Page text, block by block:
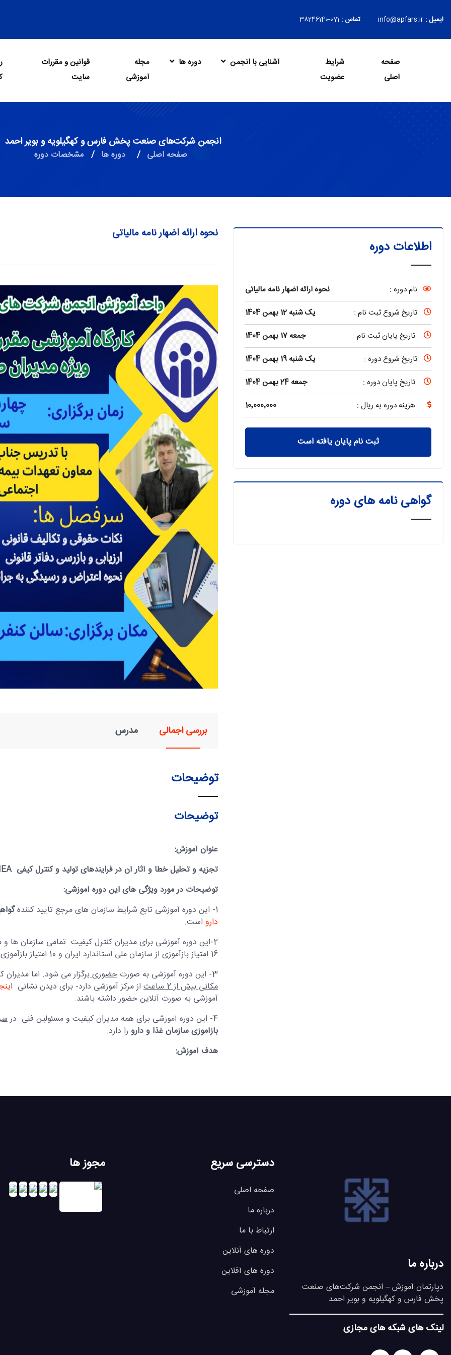
تماس : 071-38246140 ایمیل : info@apfars.ir
صفحه
اصلی
شرایط
عضویت
آشنایی با انجمن دوره ها
مجله
آموزشی
قوانین و مقررات
سایت
انجمن شرکت‌های صنعت پخش فارس و کهگیلویه و بویر احمد
صفحه اصلی / دوره ها / مشخصات دوره
اطلاعات دوره
نام دوره :
نحوه ارائه اضهار نامه مالیاتی
تاریخ شروع ثبت نام :
یک شنبه 12 بهمن 1404
تاریخ پایان ثبت نام :
جمعه 17 بهمن 1404
تاریخ شروع دوره :
یک شنبه 19 بهمن 1404
تاریخ پایان دوره :
جمعه 24 بهمن 1404
هزینه دوره به ریال :
10٬000٬000
ثبت نام پایان یافته است
گواهی نامه های دوره
نحوه ارائه اضهار نامه مالیاتی
بررسی اجمالی مدرس
توضیحات
توضیحات
عنوان آموزش:
تجزیه و تحلیل خطا و آثار آن در فرایندهای تولید و کنترل کیفی
توضیحات در مورد ویژگی های این دوره آموزشی:
1- این دوره آموزشی تابع شرایط سازمان های مرجع تایید کننده
دارو است.
2-این دوره آموزشی برای مدیران کنترل کیفیت تمامی سازمان ها
16 امتیاز بازآموزی از سازمان ملی استاندارد ایران و 10 امتیاز بازآموزی از سازمان غذا و دارو است .
3- این دوره آموزشی به صورت
حضوریبرگزار می شود. اما
مکانی بیش از 2 ساعت
از مرکز آموزشی دارد- برای دیدن نشانی ا
آموزشی به صورت آنلاین حضور داشته باشند.
4- این دوره آموزشی برای همه مدیران کیفیت و مسئولین فنی در
بازآموزی سازمان غذا و دارو را دارد.
هدف آموزش:
درباره ما
دپارتمان آموزش – انجمن شرکت‌های صنعت
پخش فارس و کهگیلویه و بویر احمد
لینک های شبکه های مجازی
دسترسی سریع
صفحه اصلی
درباره ما
ارتباط با ما
دوره های آنلاین
دوره های آفلاین
مجله آموزشی
مجوز ها